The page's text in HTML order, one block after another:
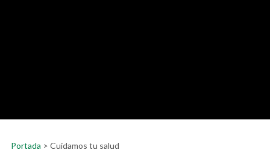
Portada > Cuidamos tu salud